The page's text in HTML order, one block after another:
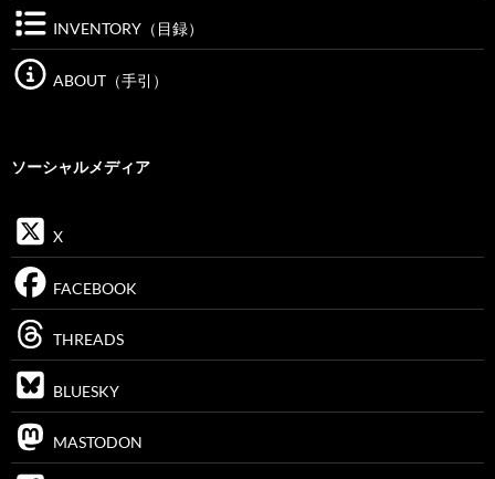
INVENTORY（目録）
ABOUT（手引）
ソーシャルメディア
X
FACEBOOK
THREADS
BLUESKY
MASTODON